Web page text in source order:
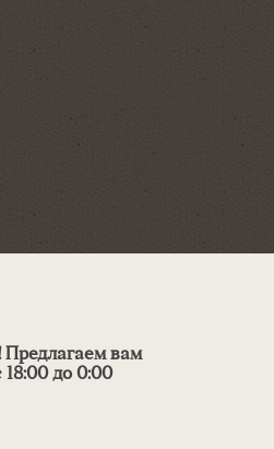
Предлагаем вам
до 0:00